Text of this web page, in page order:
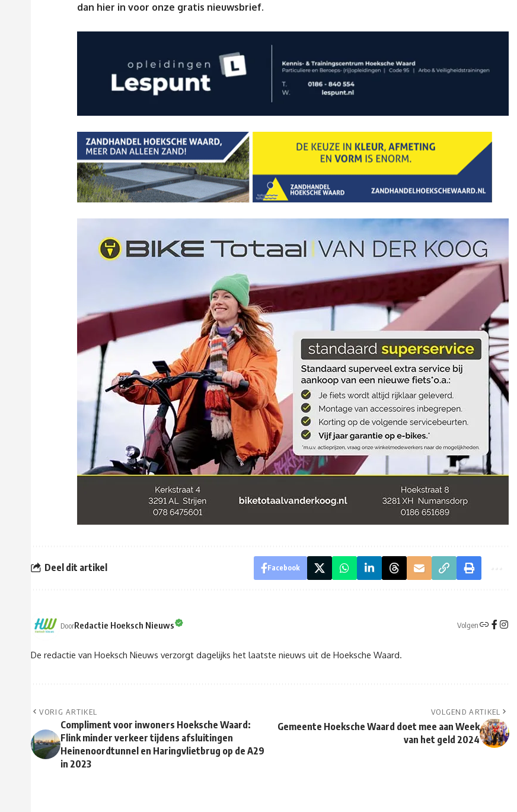
dan hier in voor onze gratis nieuwsbrief.
Deel dit artikel Facebook
DoorRedactie Hoeksch Nieuws Volgen
De redactie van Hoeksch Nieuws verzorgt dagelijks het laatste nieuws uit de Hoeksche Waard.
VORIG ARTIKEL
Compliment voor inwoners Hoeksche Waard:
Flink minder verkeer tijdens afsluitingen
Heinenoordtunnel en Haringvlietbrug op de A29
in 2023
VOLGEND ARTIKEL
Gemeente Hoeksche Waard doet mee aan Week
van het geld 2024